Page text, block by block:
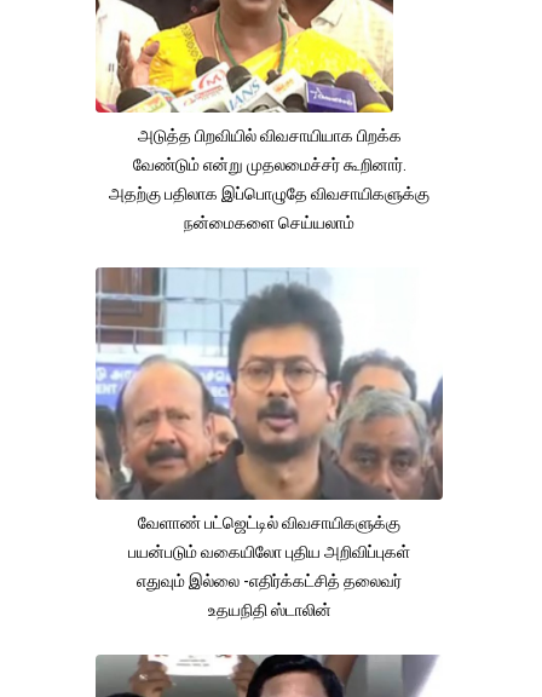
அடுத்த பிறவியில் விவசாயியாக பிறக்க
வேண்டும் என்று முதலமைச்சர் கூறினார்.
அதற்கு பதிலாக இப்பொழுதே விவசாயிகளுக்கு
நன்மைகளை செய்யலாம்
வேளாண் பட்ஜெட்டில் விவசாயிகளுக்கு
பயன்படும் வகையிலோ புதிய அறிவிப்புகள்
எதுவும் இல்லை -எதிர்க்கட்சித் தலைவர்
உதயநிதி ஸ்டாலின்